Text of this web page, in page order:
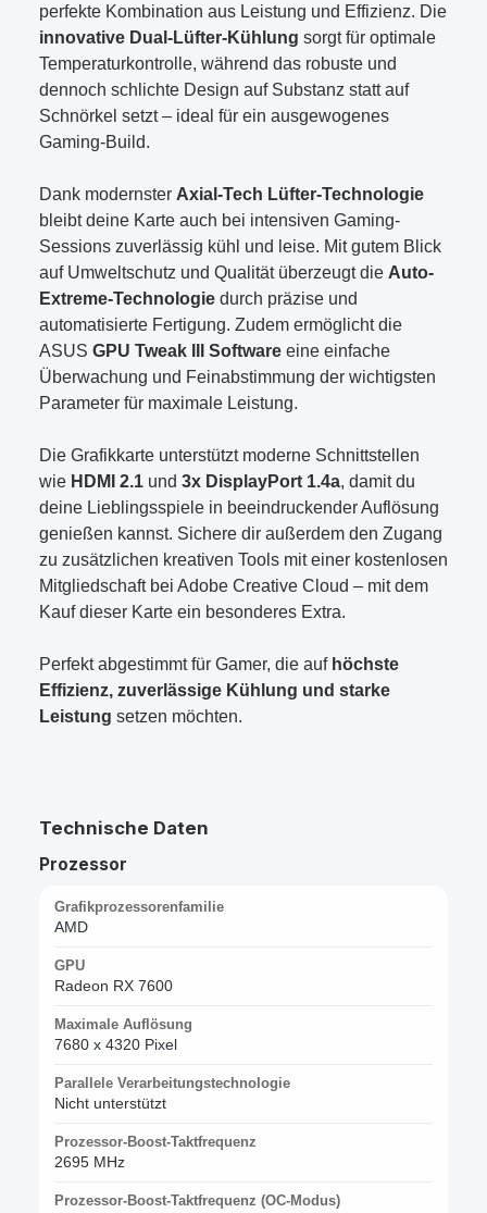
perfekte Kombination aus Leistung und Effizienz. Die
innovative Dual-Lüfter-Kühlung sorgt für optimale
Temperaturkontrolle, während das robuste und
dennoch schlichte Design auf Substanz statt auf
Schnörkel setzt – ideal für ein ausgewogenes
Gaming-Build.
Dank modernster Axial-Tech Lüfter-Technologie
bleibt deine Karte auch bei intensiven Gaming-
Sessions zuverlässig kühl und leise. Mit gutem Blick
auf Umweltschutz und Qualität überzeugt die Auto-
Extreme-Technologie durch präzise und
automatisierte Fertigung. Zudem ermöglicht die
ASUS GPU Tweak III Software eine einfache
Überwachung und Feinabstimmung der wichtigsten
Parameter für maximale Leistung.
Die Grafikkarte unterstützt moderne Schnittstellen
wie HDMI 2.1 und 3x DisplayPort 1.4a, damit du
deine Lieblingsspiele in beeindruckender Auflösung
genießen kannst. Sichere dir außerdem den Zugang
zu zusätzlichen kreativen Tools mit einer kostenlosen
Mitgliedschaft bei Adobe Creative Cloud – mit dem
Kauf dieser Karte ein besonderes Extra.
Perfekt abgestimmt für Gamer, die auf höchste
Effizienz, zuverlässige Kühlung und starke
Leistung setzen möchten.
Technische Daten
Prozessor
Grafikprozessorenfamilie
AMD
GPU
Radeon RX 7600
Maximale Auflösung
7680 x 4320 Pixel
Parallele Verarbeitungstechnologie
Nicht unterstützt
Prozessor-Boost-Taktfrequenz
2695 MHz
Prozessor-Boost-Taktfrequenz (OC-Modus)